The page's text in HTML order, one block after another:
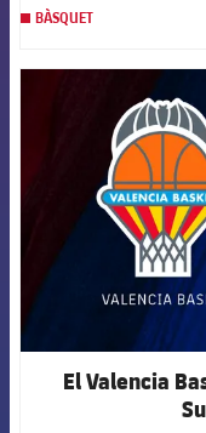
BÀSQUET
El Valencia